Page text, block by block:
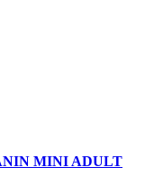
MINI ADULT